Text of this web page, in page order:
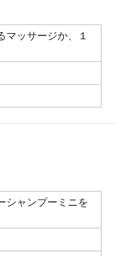
マッサージか、１
シャンプーミニを